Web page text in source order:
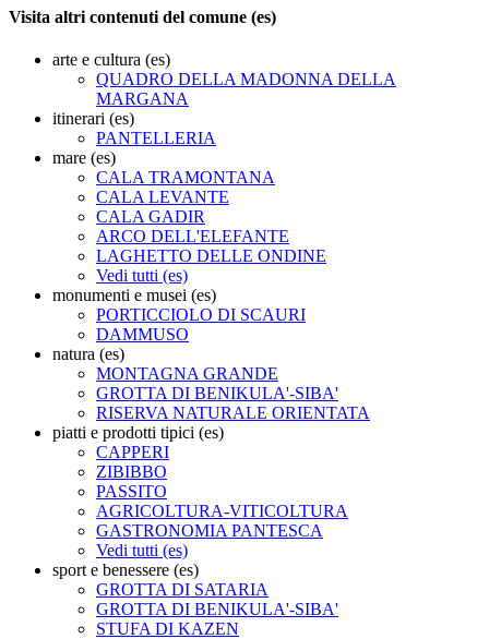
Visita altri contenuti del comune (es)
arte e cultura (es)
QUADRO DELLA MADONNA DELLA
MARGANA
itinerari (es)
PANTELLERIA
mare (es)
CALA TRAMONTANA
CALA LEVANTE
CALA GADIR
ARCO DELL'ELEFANTE
LAGHETTO DELLE ONDINE
Vedi tutti (es)
monumenti e musei (es)
PORTICCIOLO DI SCAURI
DAMMUSO
natura (es)
MONTAGNA GRANDE
GROTTA DI BENIKULA'-SIBA'
RISERVA NATURALE ORIENTATA
piatti e prodotti tipici (es)
CAPPERI
ZIBIBBO
PASSITO
AGRICOLTURA-VITICOLTURA
GASTRONOMIA PANTESCA
Vedi tutti (es)
sport e benessere (es)
GROTTA DI SATARIA
GROTTA DI BENIKULA'-SIBA'
STUFA DI KAZEN